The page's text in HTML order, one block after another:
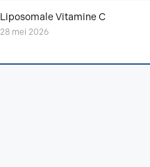
Liposomale Vitamine C
28 mei 2026